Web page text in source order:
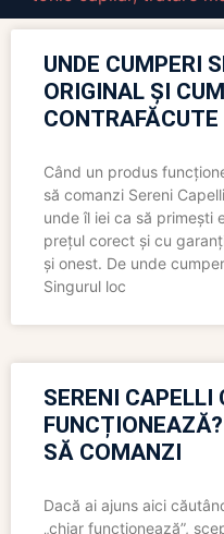
UNDE CUMPERI
ORIGINAL ȘI
CONTRAFĂCUTE
Când un produs
să comanzi Sereni
unde îl iei ca să primești
prețul corect și cu
și onest. De unde
Singurul loc
SERENI CAPELLI
SĂ COMANZI
Dacă ai ajuns aici
„chiar funcționează”,